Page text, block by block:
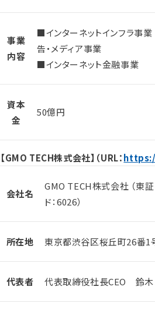
事業
内容
■インターネットインフラ
告・メディア事業
■インターネット金融
資本
金
50億円
【GMO TECH株式会社】（URL：
会社名
GMO TECH株式会社 （東
ド：6026）
所在地 東京都渋谷区桜丘町26番1
代表者 代表取締役社長CEO 鈴